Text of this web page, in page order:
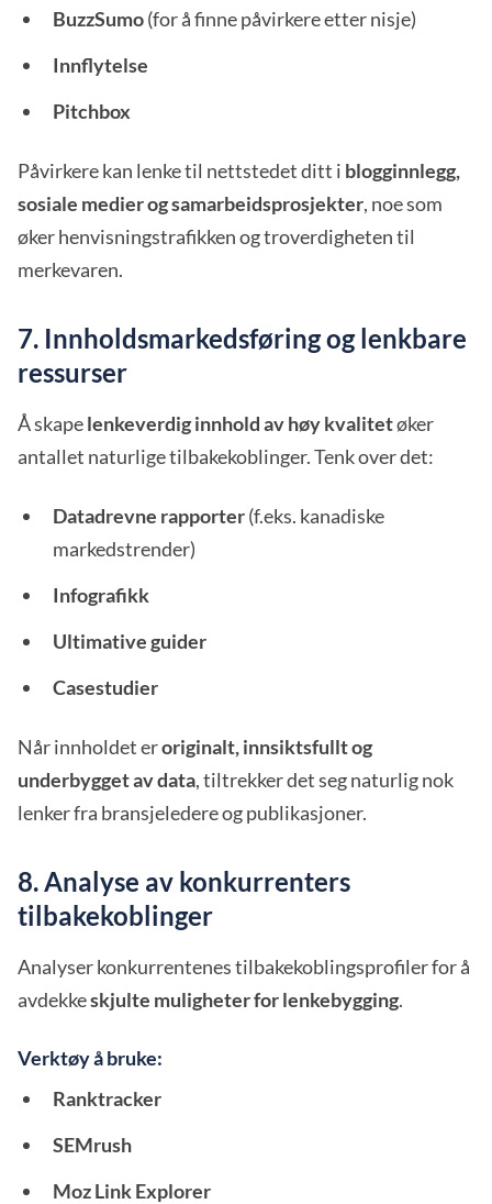
BuzzSumo(for å finne påvirkere etter nisje)
Innflytelse
Pitchbox
Påvirkere kan lenke til nettstedet ditt i blogginnlegg,
sosiale medier og samarbeidsprosjekter, noe som
øker henvisningstrafikken og troverdigheten til
merkevaren.
7. Innholdsmarkedsføring og lenkbare
ressurser
Å skapelenkeverdig innhold av høy kvalitetøker
antallet naturlige tilbakekoblinger. Tenk over det:
Datadrevne rapporter(f.eks. kanadiske
markedstrender)
Infografikk
Ultimative guider
Casestudier
Når innholdet eroriginalt, innsiktsfullt og
underbygget av data, tiltrekker det seg naturlig nok
lenker fra bransjeledere og publikasjoner.
8. Analyse av konkurrenters
tilbakekoblinger
Analyser konkurrentenes tilbakekoblingsprofiler for å
avdekkeskjulte muligheter for lenkebygging.
Verktøy å bruke:
Ranktracker
SEMrush
Moz Link Explorer